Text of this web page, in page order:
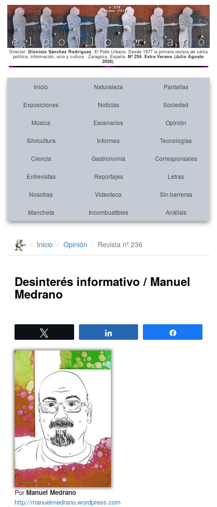
Director: Dionisio Sánchez Rodríguez. El Pollo Urbano. Desde 1977 la primera revista de sátira
política, información, ocio y cultura . Zaragoza. España. Nº 254. Extra Verano (Julio Agosto
2026).
Inicio Naturaleza Pantallas
Exposiciones Noticias Sociedad
Música Escenarios Opinión
Silvicultura Informes Tecnologías
Ciencia Gastronomía Corresponsales
Entrevistas Reportajes Letras
Nosotras Videoteca Sin barreras
Mancheta Incombustibles Análisis
Inicio Opinión Revista nº 236
Desinterés informativo / Manuel
Medrano
PorManuel Medrano
http://manuelmedrano.wordpress.com